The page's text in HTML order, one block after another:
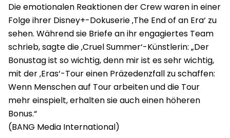
Die emotionalen Reaktionen der Crew waren in einer
Folge ihrer Disney+-Dokuserie ‚The End of an Era‘ zu
sehen. Während sie Briefe an ihr engagiertes Team
schrieb, sagte die ‚Cruel Summer‘-Künstlerin: „Der
Bonustag ist so wichtig, denn mir ist es sehr wichtig,
mit der ‚Eras‘-Tour einen Präzedenzfall zu schaffen:
Wenn Menschen auf Tour arbeiten und die Tour
mehr einspielt, erhalten sie auch einen höheren
Bonus.“